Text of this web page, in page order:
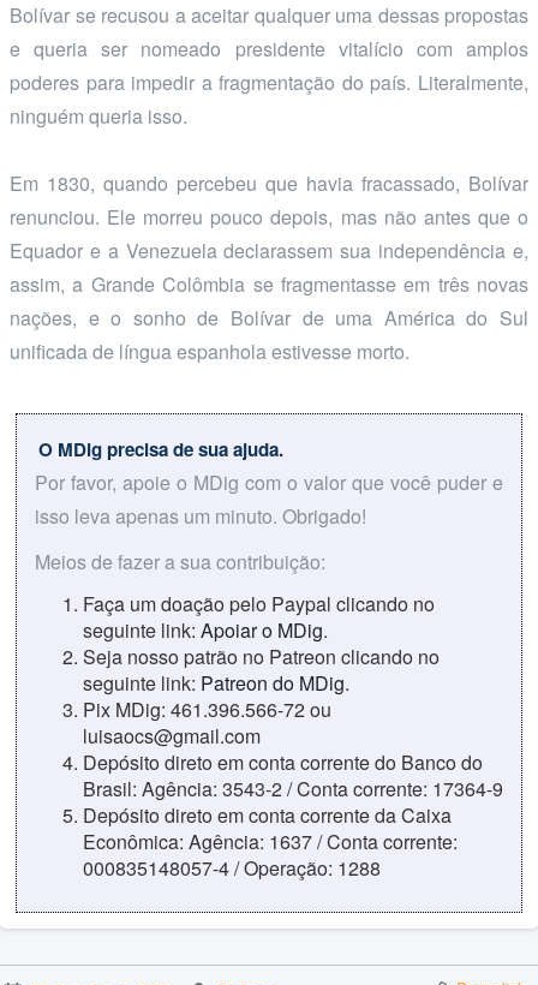
Bolívar se recusou a aceitar qualquer uma dessas propostas
e queria ser nomeado presidente vitalício com amplos
poderes para impedir a fragmentação do país. Literalmente,
ninguém queria isso.
Em 1830, quando percebeu que havia fracassado, Bolívar
renunciou. Ele morreu pouco depois, mas não antes que o
Equador e a Venezuela declarassem sua independência e,
assim, a Grande Colômbia se fragmentasse em três novas
nações, e o sonho de Bolívar de uma América do Sul
unificada de língua espanhola estivesse morto.
O MDig precisa de sua ajuda.
Por favor, apoie o MDig com o valor que você puder e
isso leva apenas um minuto. Obrigado!
Meios de fazer a sua contribuição:
Faça um doação pelo Paypal clicando no
seguinte link: Apoiar o MDig.
Seja nosso patrão no Patreon clicando no
seguinte link: Patreon do MDig.
Pix MDig: 461.396.566-72 ou
luisaocs@gmail.com
Depósito direto em conta corrente do Banco do
Brasil: Agência: 3543-2 / Conta corrente: 17364-9
Depósito direto em conta corrente da Caixa
Econômica: Agência: 1637 / Conta corrente:
000835148057-4 / Operação: 1288